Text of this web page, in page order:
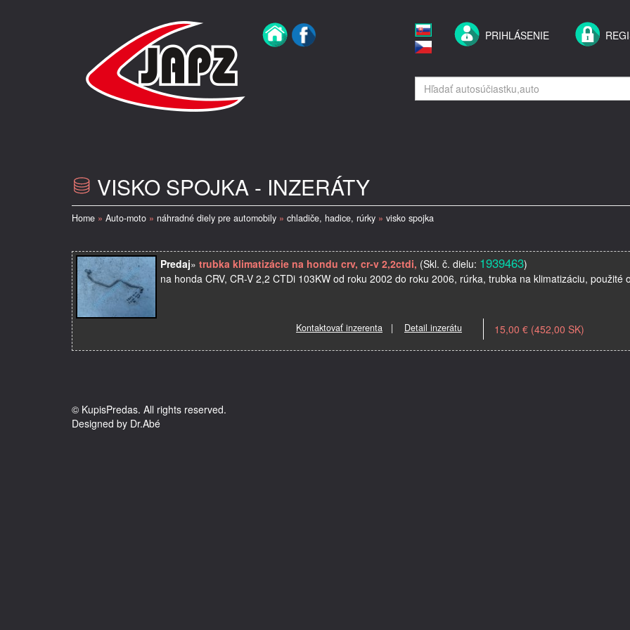
PRIHLÁSENIE
VISKO SPOJKA - INZERÁTY
Home » Auto-moto » náhradné diely pre automobily » chladiče, hadice, rúrky » visko spojka
Predaj» trubka klimatizácie na hondu crv, cr-v 2,2ctdi, (Skl. č. dielu: 1939463)
na honda CRV, CR-V 2,2 CTDi 103KW od roku 2002 do roku 2006, rúrka, trubka na klimatizáciu,
Kontaktovať inzerenta | Detail inzerátu 15,00 € (452,00 SK)
© KupisPredas. All rights reserved.
Designed by Dr.Abé